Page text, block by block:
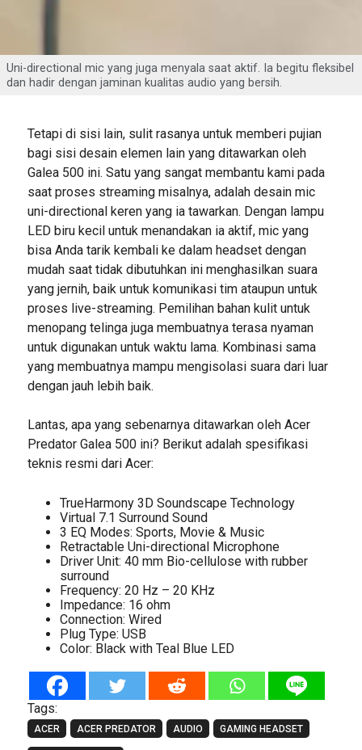
Uni-directional mic yang juga menyala saat aktif. Ia begitu fleksibel
dan hadir dengan jaminan kualitas audio yang bersih.
Tetapi di sisi lain, sulit rasanya untuk memberi pujian
bagi sisi desain elemen lain yang ditawarkan oleh
Galea 500 ini. Satu yang sangat membantu kami pada
saat proses streaming misalnya, adalah desain mic
uni-directional keren yang ia tawarkan. Dengan lampu
LED biru kecil untuk menandakan ia aktif, mic yang
bisa Anda tarik kembali ke dalam headset dengan
mudah saat tidak dibutuhkan ini menghasilkan suara
yang jernih, baik untuk komunikasi tim ataupun untuk
proses live-streaming. Pemilihan bahan kulit untuk
menopang telinga juga membuatnya terasa nyaman
untuk digunakan untuk waktu lama. Kombinasi sama
yang membuatnya mampu mengisolasi suara dari luar
dengan jauh lebih baik.
Lantas, apa yang sebenarnya ditawarkan oleh Acer
Predator Galea 500 ini? Berikut adalah spesifikasi
teknis resmi dari Acer:
TrueHarmony 3D Soundscape Technology
Virtual 7.1 Surround Sound
3 EQ Modes: Sports, Movie & Music
Retractable Uni-directional Microphone
Driver Unit: 40 mm Bio-cellulose with rubber
surround
Frequency: 20 Hz – 20 KHz
Impedance: 16 ohm
Connection: Wired
Plug Type: USB
Color: Black with Teal Blue LED
Tags:
ACER ACER PREDATOR AUDIO GAMING HEADSET